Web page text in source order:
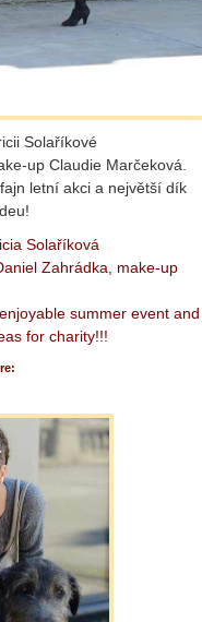
Solaříkové
up Claudie Marčeková.
letní akci a největší dík
Solaříková
Zahrádka, make-up
summer event and
for charity!!!